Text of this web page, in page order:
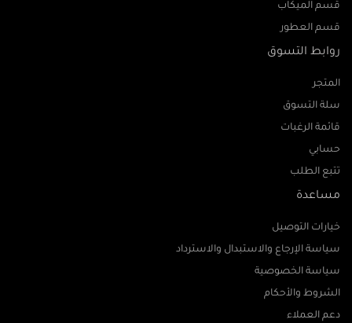
قسم الميكاب
قسم العطور
روابط التسوق
المتجر
سلة التسوق
قائمة الرغبات
حسابي
تتبع الطلب
مساعدة
خيارات التوصيل
سياسة الإرجاع والاستبدال والاسترداد
سياسة الخصوصية
الشروط والأحكام
دعم العملاء